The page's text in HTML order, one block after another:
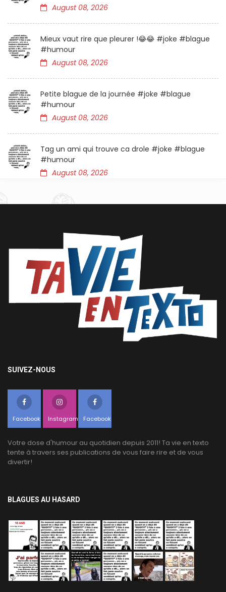
August 08, 2026
Mieux vaut rire que pleurer !😂😂 #joke #blague
#humour
August 08, 2026
Petite blague de la journée #joke #blague
#humour
August 08, 2026
Tag un ami qui trouve ca drole #joke #blague
#humour
August 08, 2026
SUIVEZ-NOUS
Facebook Instagram Facebook
Votre dose d'humour au quotidien depuis 2011! Ta vie en texto
tente à travers ses publications de vous faire rire et de vous
divertir!
BLAGUES AU HASARD